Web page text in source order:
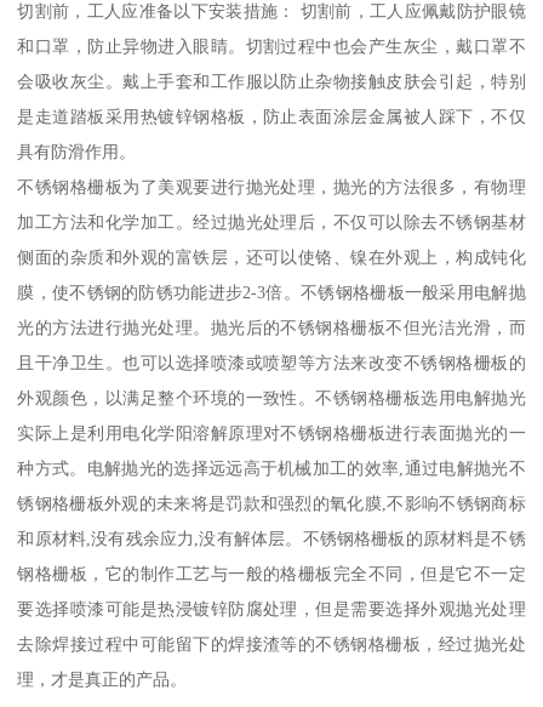
切割前，工人应准备以下安装措施： 切割前，工人应佩戴防护眼镜
和口罩，防止异物进入眼睛。切割过程中也会产生灰尘，戴口罩不
会吸收灰尘。戴上手套和工作服以防止杂物接触皮肤会引起，特别
是走道踏板采用热镀锌钢格板，防止表面涂层金属被人踩下，不仅
具有防滑作用。
不锈钢格栅板为了美观要进行抛光处理，抛光的方法很多，有物理
加工方法和化学加工。经过抛光处理后，不仅可以除去不锈钢基材
侧面的杂质和外观的富铁层，还可以使铬、镍在外观上，构成钝化
膜，使不锈钢的防锈功能进步2-3倍。不锈钢格栅板一般采用电解抛
光的方法进行抛光处理。抛光后的不锈钢格栅板不但光洁光滑，而
且干净卫生。也可以选择喷漆或喷塑等方法来改变不锈钢格栅板的
外观颜色，以满足整个环境的一致性。不锈钢格栅板选用电解抛光
实际上是利用电化学阳溶解原理对不锈钢格栅板进行表面抛光的一
种方式。电解抛光的选择远远高于机械加工的效率,通过电解抛光不
锈钢格栅板外观的未来将是罚款和强烈的氧化膜,不影响不锈钢商标
和原材料,没有残余应力,没有解体层。不锈钢格栅板的原材料是不锈
钢格栅板，它的制作工艺与一般的格栅板完全不同，但是它不一定
要选择喷漆可能是热浸镀锌防腐处理，但是需要选择外观抛光处理
去除焊接过程中可能留下的焊接渣等的不锈钢格栅板，经过抛光处
理，才是真正的产品。